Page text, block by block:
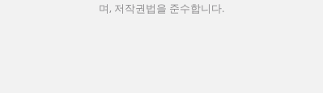
며, 저작권법을 준수합니다.